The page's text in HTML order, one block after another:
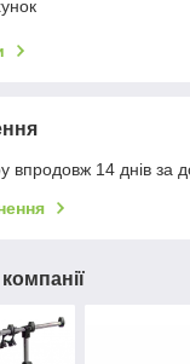
впродовж 14 днів за